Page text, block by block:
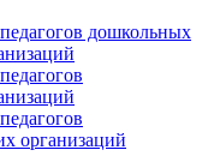
дошкольных
организаций